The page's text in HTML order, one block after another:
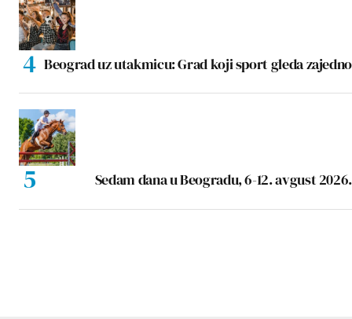
Beograd uz utakmicu: Grad koji sport gleda zajedno
Sedam dana u Beogradu, 6-12. avgust 2026.